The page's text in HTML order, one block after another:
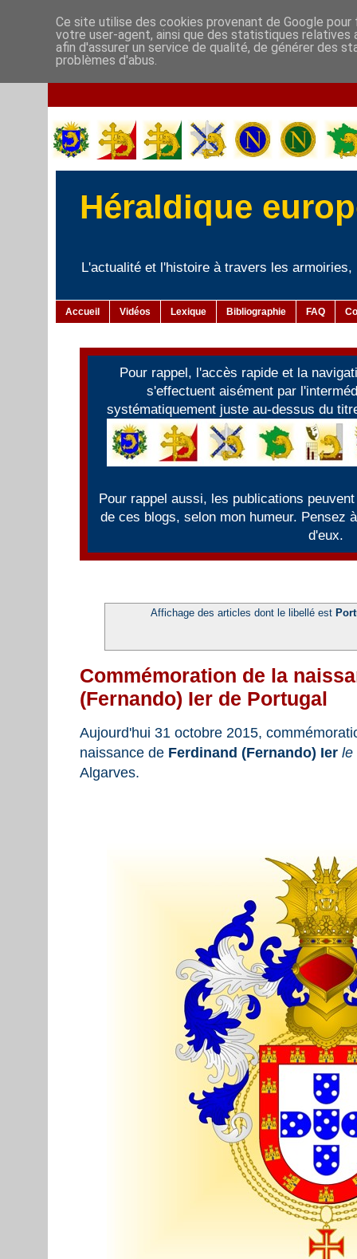
Héraldique
L'actualité et l'histoire à travers les
Accueil Vidéos Lexique Bibliographie FAQ
Pour rappel, l'accès rapide et la
s'effectuent aisément par
systématiquement juste au-dessus du
Pour rappel aussi, les publications
de ces blogs, selon mon humeur. Pensez
d'eux.
Affichage des articles dont le libellé est
Commémoration de la
(Fernando) Ier de Portugal
Aujourd'hui 31 octobre 2015,
naissance de Ferdinand (Fernando) Ier le
Algarves.
Ce site utilise des cookies provenant de Google
votre user-agent, ainsi que des statistiques
afin d'assurer un service de qualité, de générer des
problèmes d'abus.